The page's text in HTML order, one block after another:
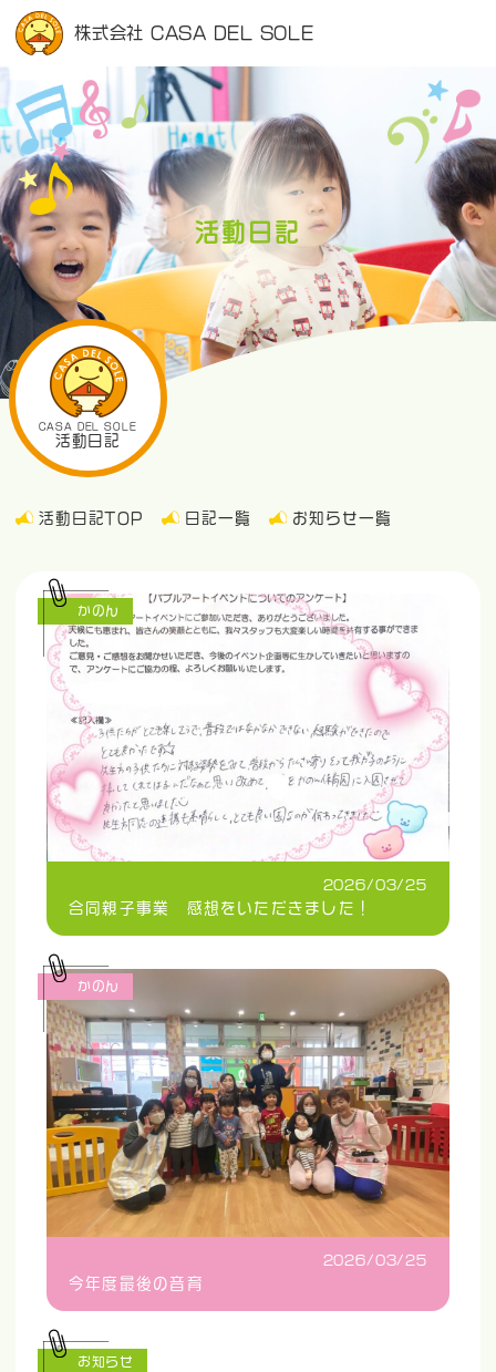
株式会社 CASA DEL SOLE
活動日記
CASA DEL SOLE
活動日記
活動日記TOP 日記一覧 お知らせ一覧
2026/03/25
合同親子事業 感想をいただきました！
かのん
2026/03/25
今年度最後の音育
かのん
お知らせ